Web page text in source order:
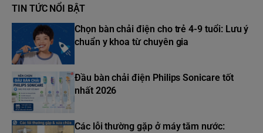
TIN TỨC NỔI BẬT
Chọn bàn chải điện cho trẻ 4-9 tuổi: Lưu ý
chuẩn y khoa từ chuyên gia
Đầu bàn chải điện Philips Sonicare tốt
nhất 2026
Các lỗi thường gặp ở máy tăm nước: